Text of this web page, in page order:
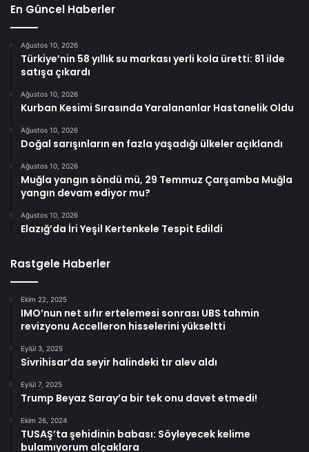
En Güncel Haberler
Ağustos 10, 2026
Türkiye’nin 58 yıllık su markası yerli kola üretti: 81 ilde
satışa çıkardı
Ağustos 10, 2026
Kurban Kesimi Sırasında Yaralananlar Hastanelik Oldu
Ağustos 10, 2026
Doğal sarışınların en fazla yaşadığı ülkeler açıklandı
Ağustos 10, 2026
Muğla yangın söndü mü, 29 Temmuz Çarşamba Muğla
yangın devam ediyor mu?
Ağustos 10, 2026
Elazığ’da İri Yeşil Kertenkele Tespit Edildi
Rastgele Haberler
Ekim 22, 2025
IMO’nun net sıfır ertelemesi sonrası UBS tahmin
revizyonu Accelleron hisselerini yükseltti
Eylül 3, 2025
Sivrihisar’da seyir halindeki tır alev aldı
Eylül 7, 2025
Trump Beyaz Saray’a bir tek onu davet etmedi!
Ekim 26, 2024
TUSAŞ’ta şehidinin babası: Söyleyecek kelime
bulamıyorum alçaklara